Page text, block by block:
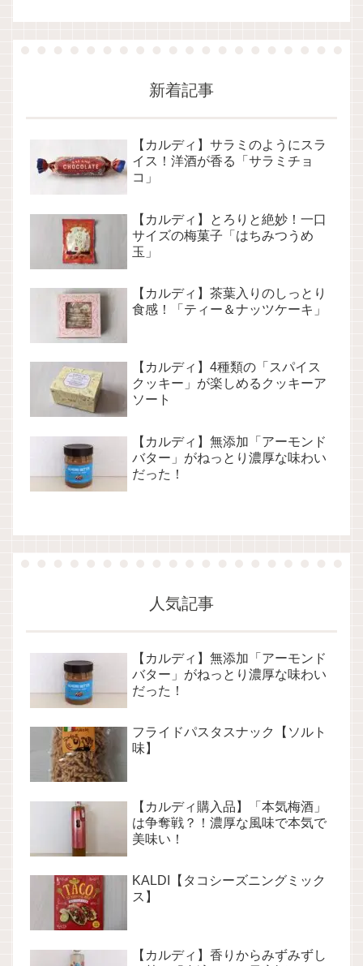
新着記事
【カルディ】サラミのようにスラ
イス！洋酒が香る「サラミチョ
コ」
【カルディ】とろりと絶妙！一口
サイズの梅菓子「はちみつうめ
玉」
【カルディ】茶葉入りのしっとり
食感！「ティー＆ナッツケーキ」
【カルディ】4種類の「スパイス
クッキー」が楽しめるクッキーア
ソート
【カルディ】無添加「アーモンド
バター」がねっとり濃厚な味わい
だった！
人気記事
【カルディ】無添加「アーモンド
バター」がねっとり濃厚な味わい
だった！
フライドパスタスナック【ソルト
味】
【カルディ購入品】「本気梅酒」
は争奪戦？！濃厚な風味で本気で
美味い！
KALDI【タコシーズニングミック
ス】
【カルディ】香りからみずみずし